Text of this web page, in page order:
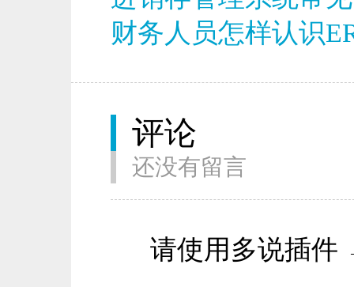
财务人员怎样认识
评论
还没有留言
请使用多说插